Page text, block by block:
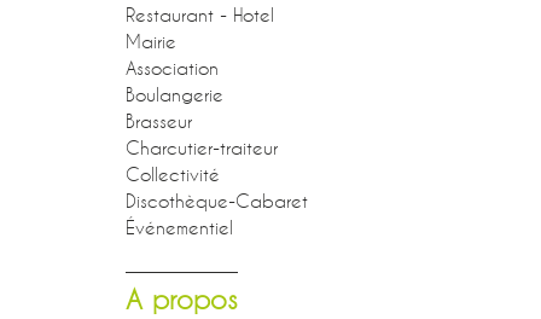
Restaurant - Hotel
Mairie
Association
Boulangerie
Brasseur
Charcutier-traiteur
Collectivité
Discothèque-Cabaret
Événementiel
A propos